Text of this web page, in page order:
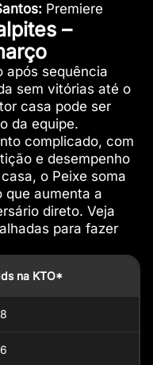
Premiere
–
após sequência
sem vitórias até o
casa pode ser
da equipe.
complicado, com
e desempenho
o Peixe soma
que aumenta a
direto. Veja
para fazer
na KTO*